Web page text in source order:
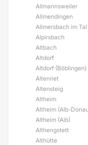
Allmannsweiler
Allmendingen
Allmersbach im Tal
Alpirsbach
Altbach
Altdorf
Altdorf (Böblingen)
Altenriet
Altensteig
Altheim
Altheim (Alb-
Altheim (Alb)
Althengstett
Althütte